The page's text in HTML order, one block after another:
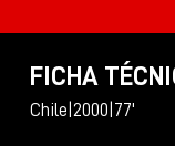
FICHA
Chile 2000 77'